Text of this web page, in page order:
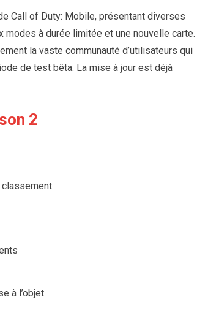
Call of Duty: Mobile, présentant diverses
à durée limitée et une nouvelle carte.
la vaste communauté d’utilisateurs qui
de test bêta. La mise à jour est déjà
2
classement
à l’objet